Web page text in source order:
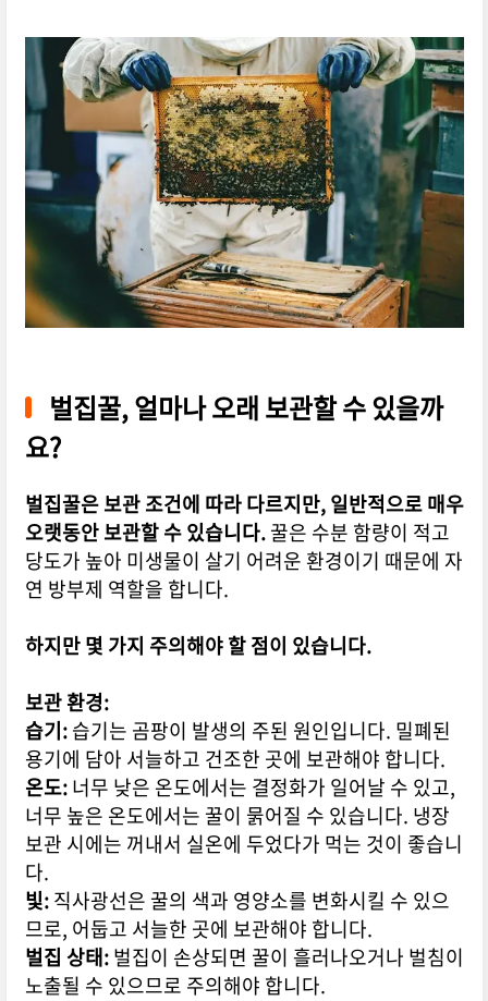
벌집꿀, 얼마나 오래 보관할 수 있을까
요?
벌집꿀은 보관 조건에 따라 다르지만, 일반적으로 매우
오랫동안 보관할 수 있습니다.꿀은 수분 함량이 적고
당도가 높아 미생물이 살기 어려운 환경이기 때문에 자
연 방부제 역할을 합니다.
하지만 몇 가지 주의해야 할 점이 있습니다.
보관 환경:
습기:습기는 곰팡이 발생의 주된 원인입니다. 밀폐된
용기에 담아 서늘하고 건조한 곳에 보관해야 합니다.
온도:너무 낮은 온도에서는 결정화가 일어날 수 있고,
너무 높은 온도에서는 꿀이 묽어질 수 있습니다. 냉장
보관 시에는 꺼내서 실온에 두었다가 먹는 것이 좋습니
다.
빛:직사광선은 꿀의 색과 영양소를 변화시킬 수 있으
므로, 어둡고 서늘한 곳에 보관해야 합니다.
벌집 상태:벌집이 손상되면 꿀이 흘러나오거나 벌침이
노출될 수 있으므로 주의해야 합니다.